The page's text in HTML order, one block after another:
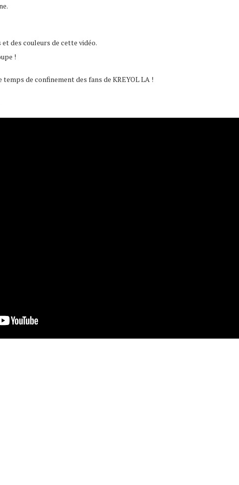
des couleurs de cette vidéo.
!
de confinement des fans de KREYOL LA !